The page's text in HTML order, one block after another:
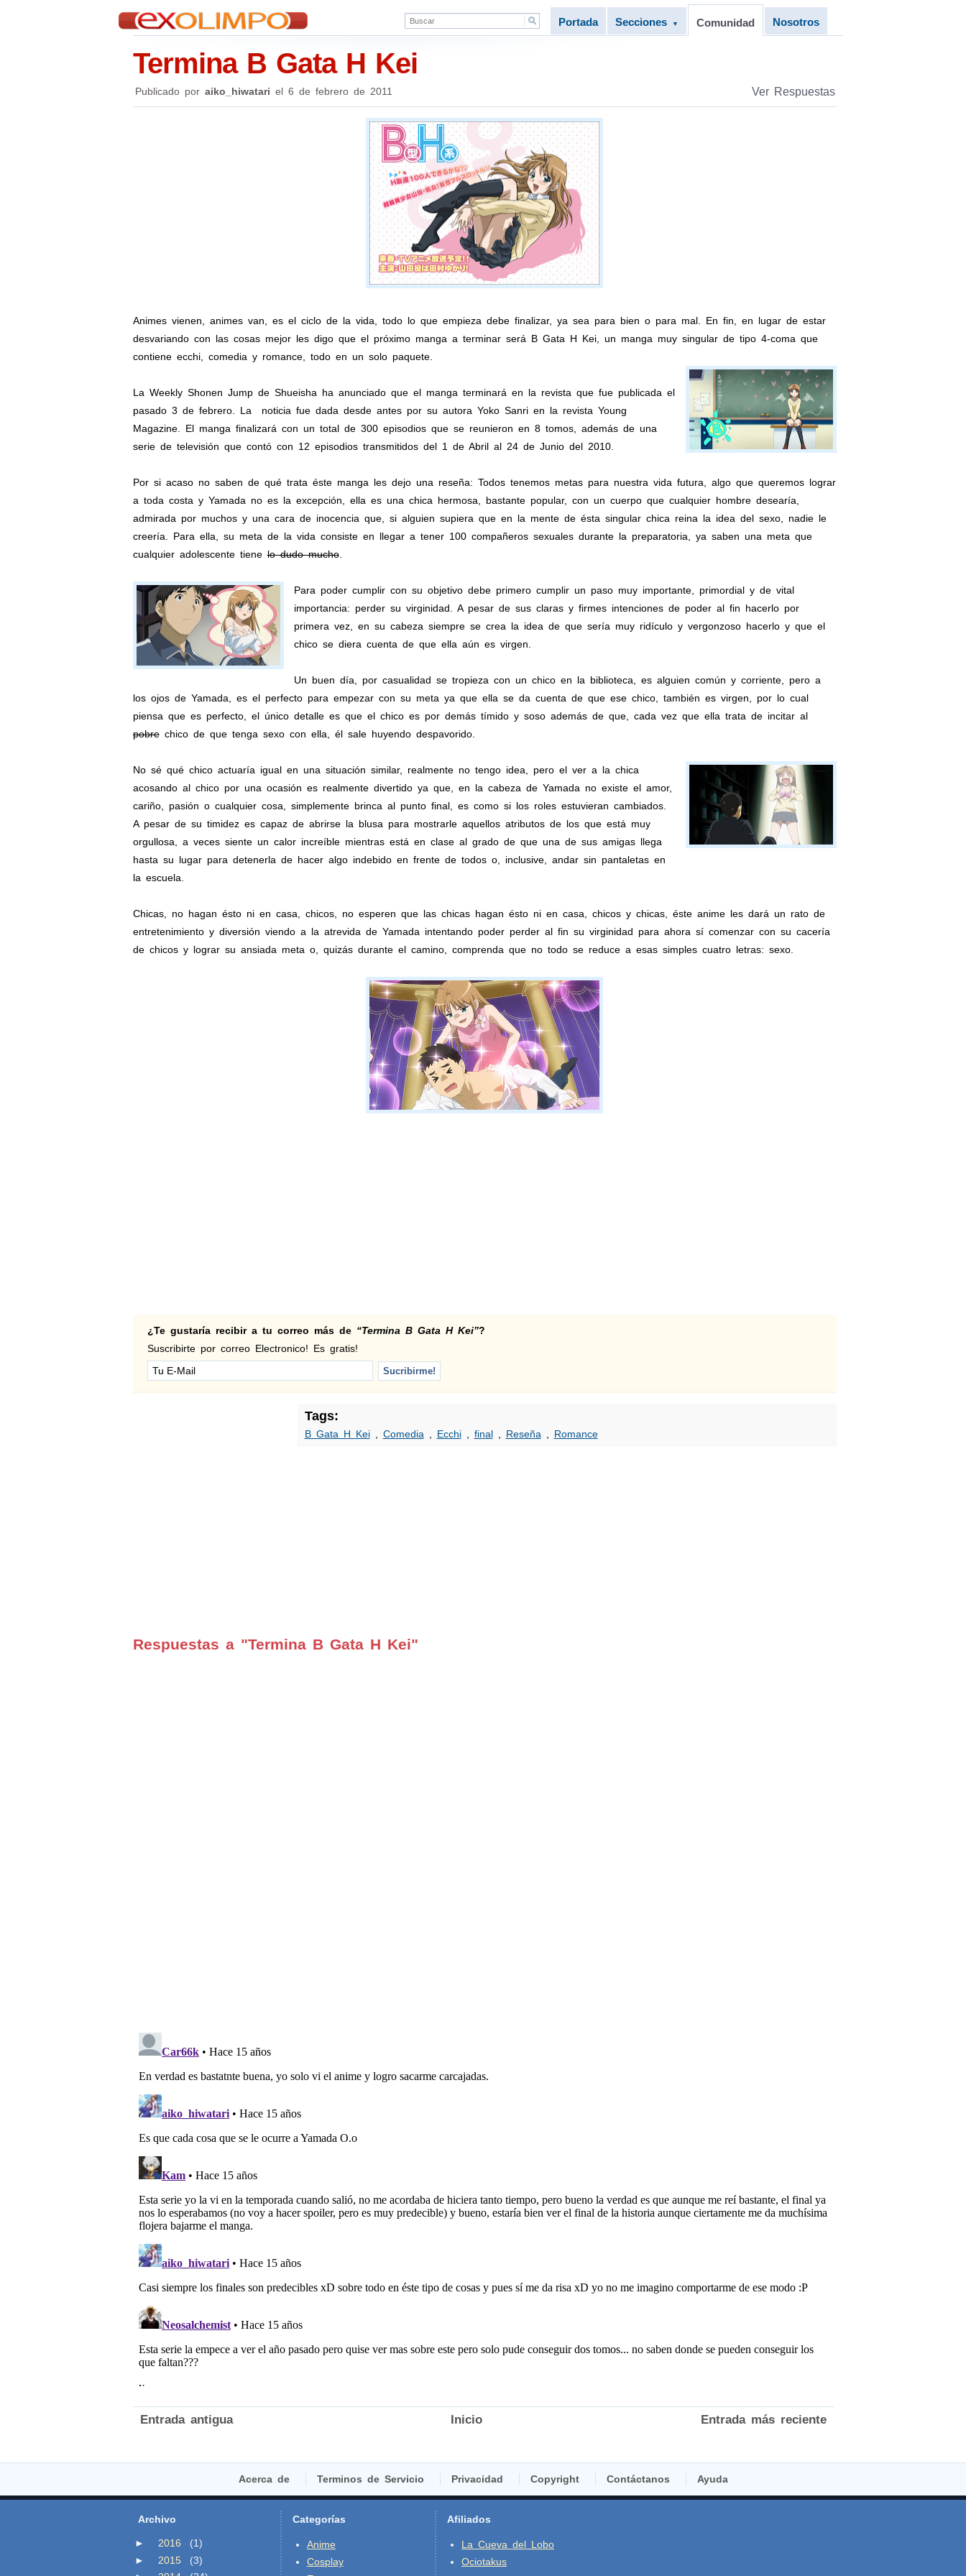
Portada Secciones ▼ Comunidad Nosotros
Termina B Gata H Kei
Publicado por aiko_hiwatari el 6 de febrero de 2011 Ver Respuestas
Animes vienen, animes van, es el ciclo de la vida, todo lo que empieza debe finalizar, ya sea para bien o para mal. En fin, en lugar de estar
desvariando con las cosas mejor les digo que el próximo manga a terminar será B Gata H Kei, un manga muy singular de tipo 4-coma que
contiene ecchi, comedia y romance, todo en un solo paquete.
La Weekly Shonen Jump de Shueisha ha anunciado que el manga terminará en la revista que fue publicada el
pasado 3 de febrero. La noticia fue dada desde antes por su autora Yoko Sanri en la revista Young
Magazine. El manga finalizará con un total de 300 episodios que se reunieron en 8 tomos, además de una
serie de televisión que contó con 12 episodios transmitidos del 1 de Abril al 24 de Junio del 2010.
Por si acaso no saben de qué trata éste manga les dejo una reseña: Todos tenemos metas para nuestra vida futura, algo que queremos lograr
a toda costa y Yamada no es la excepción, ella es una chica hermosa, bastante popular, con un cuerpo que cualquier hombre desearía,
admirada por muchos y una cara de inocencia que, si alguien supiera que en la mente de ésta singular chica reina la idea del sexo, nadie le
creería. Para ella, su meta de la vida consiste en llegar a tener 100 compañeros sexuales durante la preparatoria, ya saben una meta que
cualquier adolescente tienelo dudo mucho.
Para poder cumplir con su objetivo debe primero cumplir un paso muy importante, primordial y de vital
importancia: perder su virginidad. A pesar de sus claras y firmes intenciones de poder al fin hacerlo por
primera vez, en su cabeza siempre se crea la idea de que sería muy ridículo y vergonzoso hacerlo y que el
chico se diera cuenta de que ella aún es virgen.
Un buen día, por casualidad se tropieza con un chico en la biblioteca, es alguien común y corriente, pero a
los ojos de Yamada, es el perfecto para empezar con su meta ya que ella se da cuenta de que ese chico, también es virgen, por lo cual
piensa que es perfecto, el único detalle es que el chico es por demás tímido y soso además de que, cada vez que ella trata de incitar al
pobrechico de que tenga sexo con ella, él sale huyendo despavorido.
No sé qué chico actuaría igual en una situación similar, realmente no tengo idea, pero el ver a la chica
acosando al chico por una ocasión es realmente divertido ya que, en la cabeza de Yamada no existe el amor,
cariño, pasión o cualquier cosa, simplemente brinca al punto final, es como si los roles estuvieran cambiados.
A pesar de su timidez es capaz de abrirse la blusa para mostrarle aquellos atributos de los que está muy
orgullosa, a veces siente un calor increíble mientras está en clase al grado de que una de sus amigas llega
hasta su lugar para detenerla de hacer algo indebido en frente de todos o, inclusive, andar sin pantaletas en
la escuela.
Chicas, no hagan ésto ni en casa, chicos, no esperen que las chicas hagan ésto ni en casa, chicos y chicas, éste anime les dará un rato de
entretenimiento y diversión viendo a la atrevida de Yamada intentando poder perder al fin su virginidad para ahora sí comenzar con su cacería
de chicos y lograr su ansiada meta o, quizás durante el camino, comprenda que no todo se reduce a esas simples cuatro letras: sexo.
¿Te gustaría recibir a tu correo más de “Termina B Gata H Kei”?
Suscribirte por correo Electronico! Es gratis!
Tags:
B Gata H Kei, Comedia Ecchi, final, Reseña Romance
Respuestas a "Termina B Gata H Kei"
Entrada más reciente
Entrada antigua Inicio
Acerca de Terminos de Servicio Privacidad Copyright Contáctanos Ayuda
Archivo
► 2016
(1)
►
2015
(3)
Categorías
Anime
Cosplay
Afiliados
La Cueva del Lobo
Ociotakus